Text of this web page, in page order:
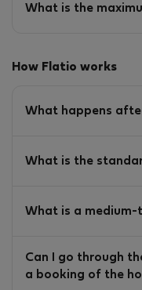
What is the
How Flatio works
What happens
What is the
What is a medium-
Can I go through
a booking of the